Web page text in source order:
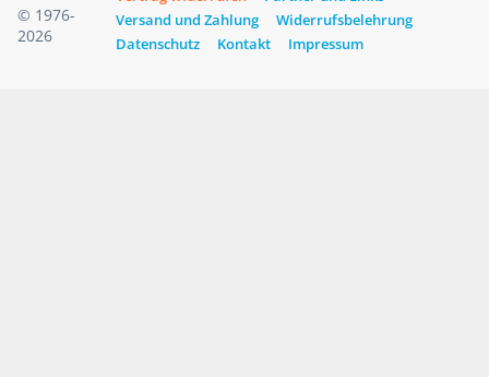
© 1976-
2026
Versand und Zahlung
Widerrufsbelehrung
Datenschutz
Kontakt Impressum